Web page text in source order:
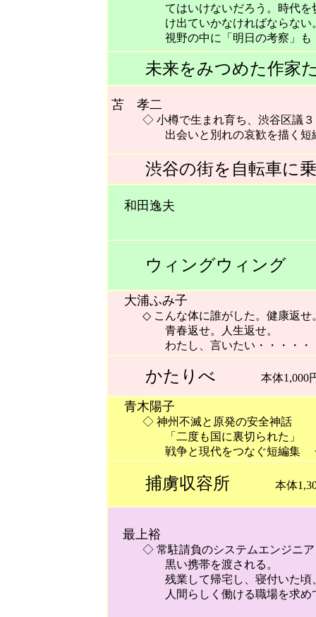
てはいけないだろう。時代を切
け出ていかなければならない。
視野の中に「明日の考察」も「
未来をみつめた作家
苫 孝二
◇ 小樽で生まれ育ち、渋谷区議３
出会いと別れの哀歓を描く短
渋谷の街を自転車に
和田逸夫
ウィングウィング
大浦ふみ子
◇ こんな体に誰がした。健康返せ
青春返せ。人生返せ。
わたし、言いたい・・・・
かたりべ 本体1,000
青木陽子
◇ 神州不滅と原発の安全神話
「二度も国に裏切られた」
戦争と現代をつなぐ短編集
捕虜収容所 本体
最上裕
◇ 常駐請負のシステムエンジニア
黒い携帯を渡される。
残業して帰宅し、寝付いた頃、
人間らしく働ける職場を求めて